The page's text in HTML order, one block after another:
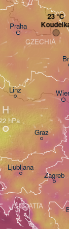
Praha
CZECHIA
Zagreb
Linz
Ljubljana
Graz
CROATIA
H